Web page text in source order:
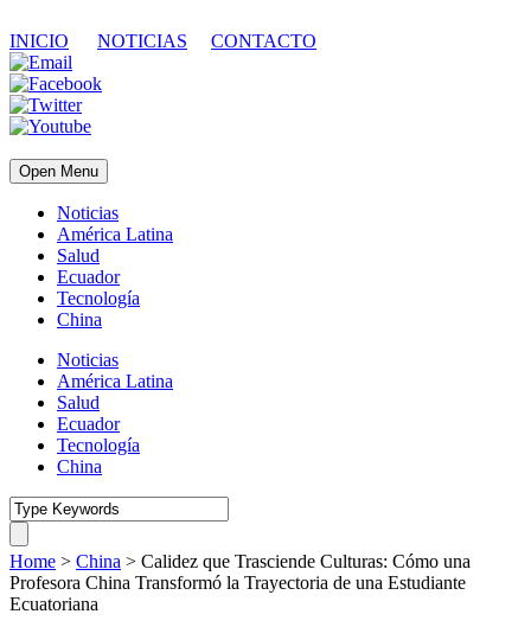
INICIO NOTICIAS CONTACTO
Open Menu
Noticias
América Latina
Salud
Ecuador
Tecnología
China
Noticias
América Latina
Salud
Ecuador
Tecnología
China
Home > China > Calidez que Trasciende Culturas: Cómo una
Profesora China Transformó la Trayectoria de una Estudiante
Ecuatoriana